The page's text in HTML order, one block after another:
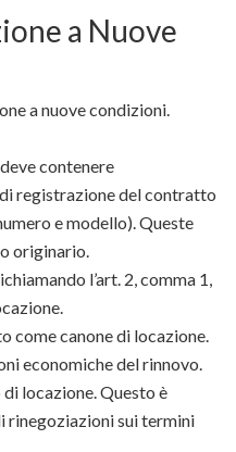
a Nuove
a nuove condizioni.
contenere
registrazione del contratto
e modello). Queste
originario.
l’art. 2, comma 1,
come canone di locazione.
economiche del rinnovo.
locazione. Questo è
rinegoziazioni sui termini